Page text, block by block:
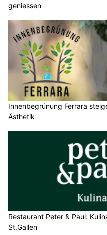
geniessen
Innenbegrünung Ferrara
Ästhetik
Restaurant Peter & Paul:
St.Gallen